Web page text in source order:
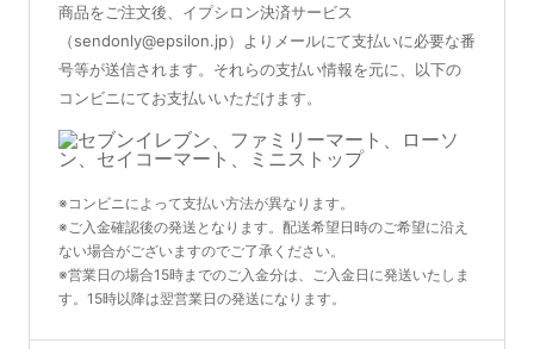
商品をご注文後、イプシロン決済サービス
（sendonly@epsilon.jp）よりメールにて支払いに必要な番
号等が送信されます。それらの支払い情報を元に、以下の
コンビニにてお支払いいただけます。
※コンビニによって支払い方法が異なります。
※ご入金確認後の発送となります。配送希望日時のご希望に沿え
ない場合がございますのでご了承ください。
※営業日の場合15時までのご入金分は、ご入金日に発送いたしま
す。15時以降は翌営業日の発送になります。